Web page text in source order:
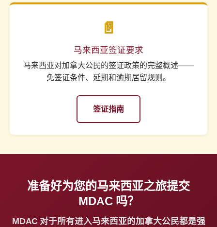
📄
马来西亚签证要求
马来西亚对加拿大公民的签证政策的完整概述——
免签证条件、延期和逾期居留规则。
签证指南
准备好为您的马来西亚之旅提交
MDAC 吗？
MDAC 对于所有进入马来西亚的加拿大公民都是强